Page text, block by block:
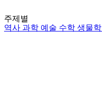
주제별
역사과학 예술 수학생물학